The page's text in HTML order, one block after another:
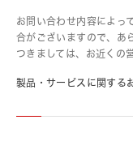
お問い合わせ内容によっ
合がございますので、あ
つきましては、お近くの
製品・サービスに関する